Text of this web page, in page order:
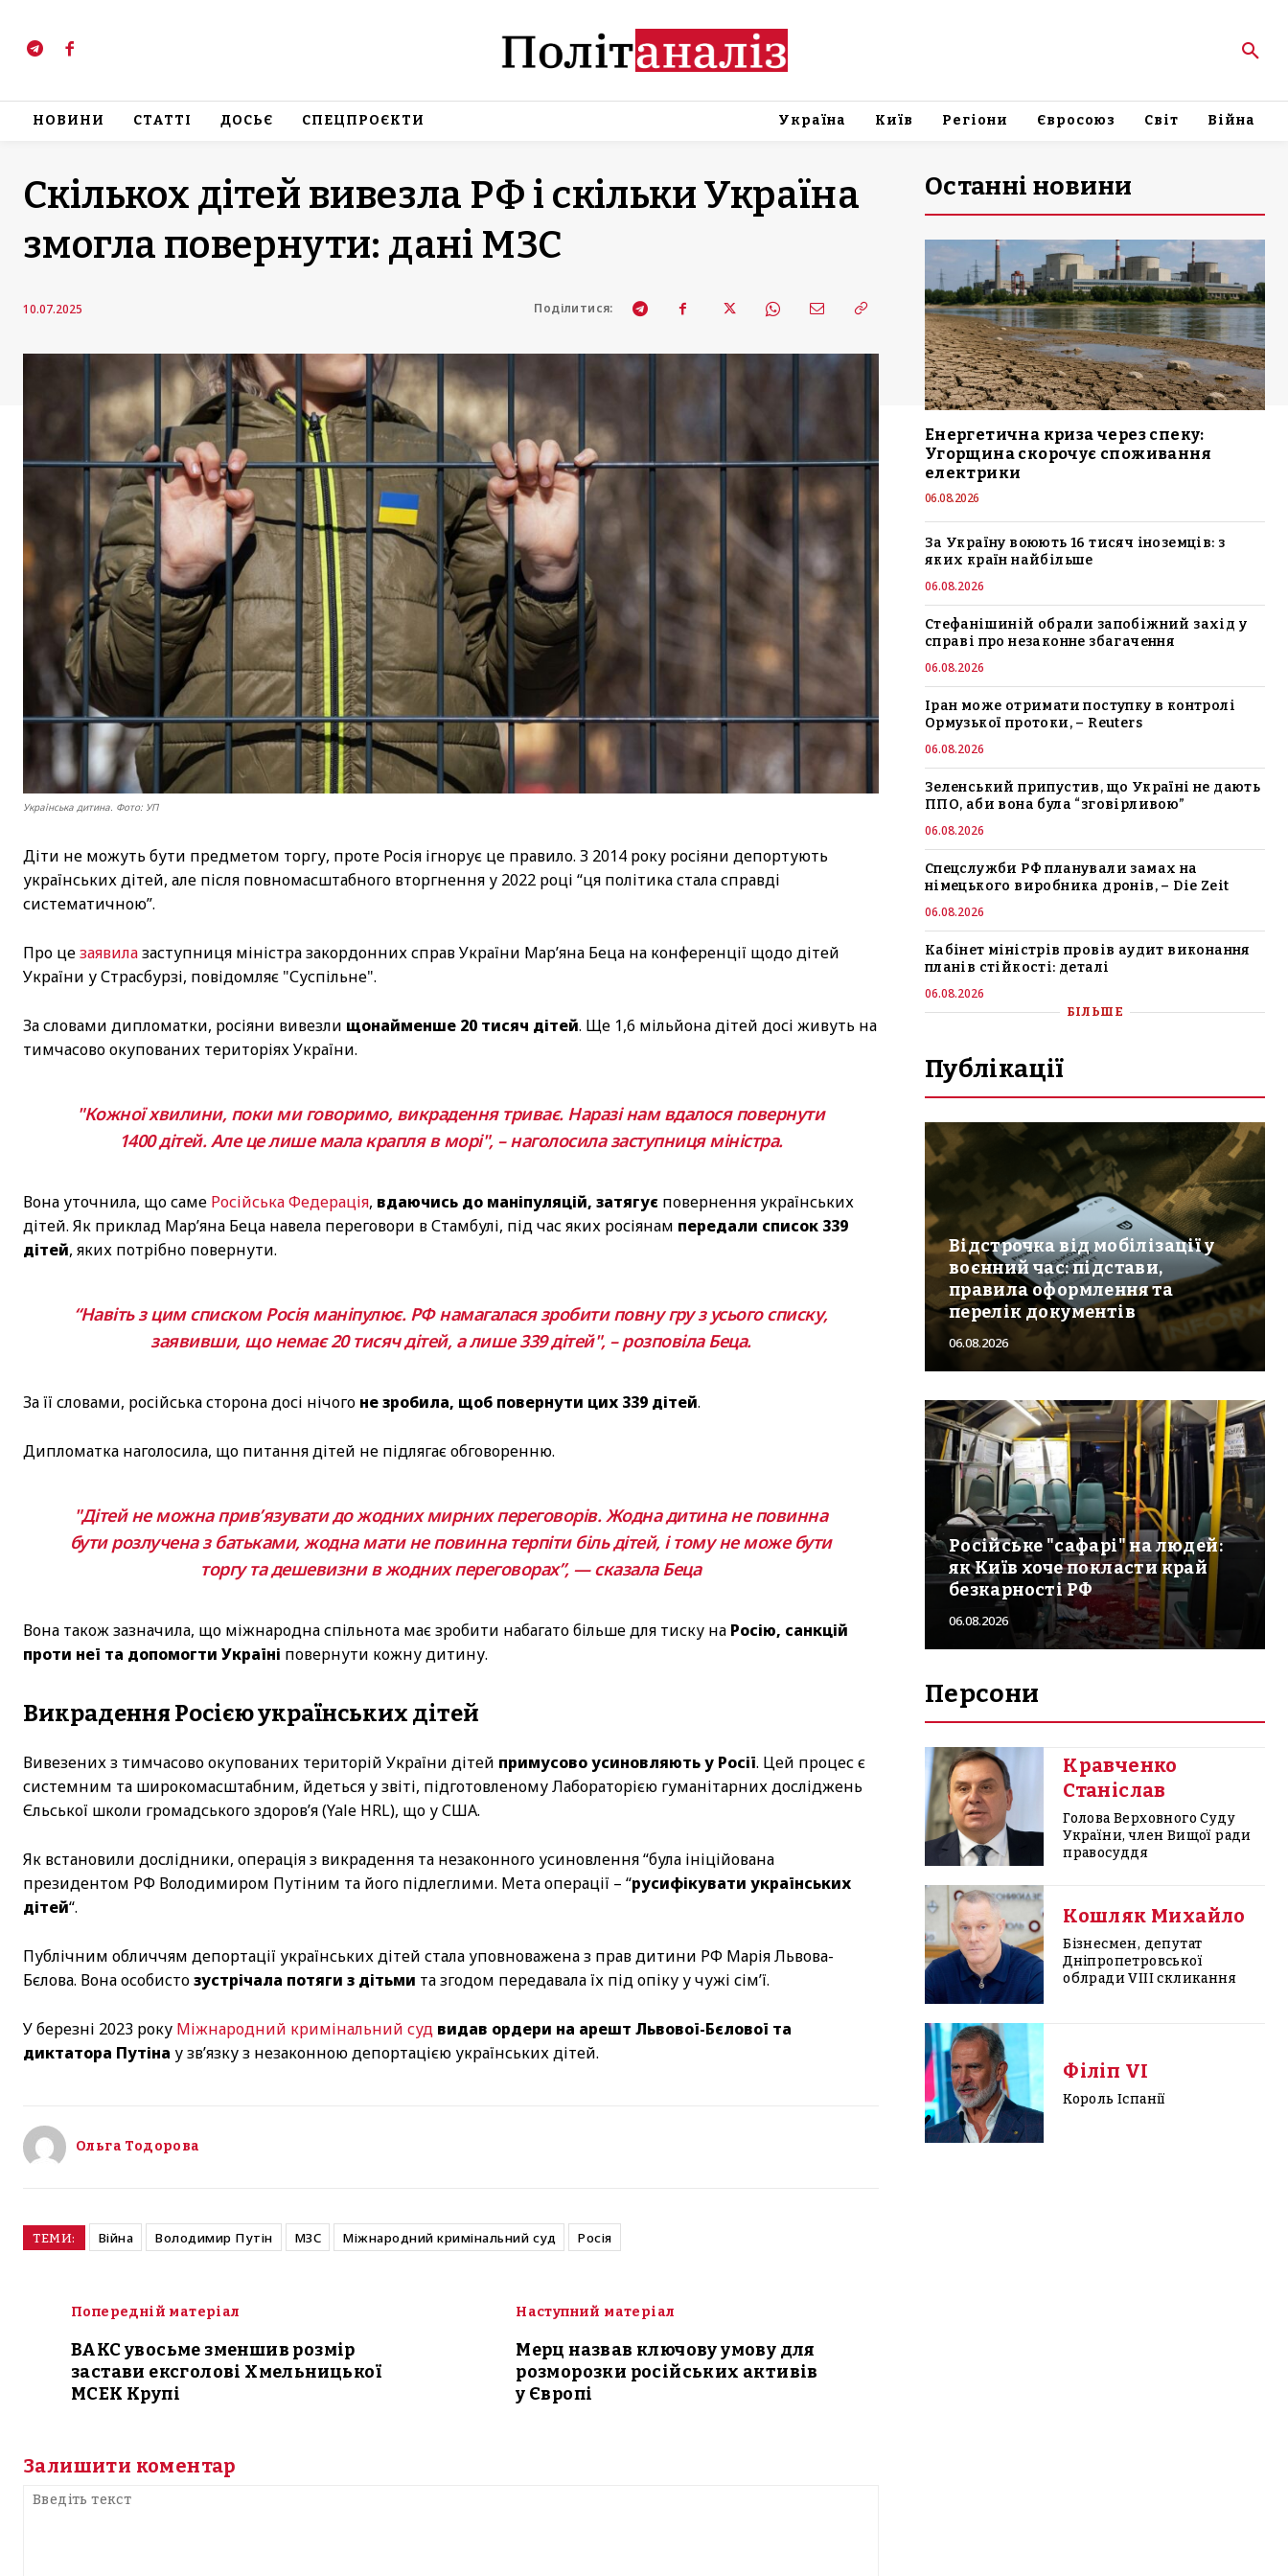
НОВИНИ СТАТТІ ДОСЬЄ СПЕЦПРОЄКТИ Україна Київ Регіони Євросоюз Світ Війна
Скількох дітей вивезла РФ і скільки Україна
змогла повернути: дані МЗС
10.07.2025 Поділитися:
Українська дитина. Фото: УП
Діти не можуть бути предметом торгу, проте Росія ігнорує це правило. З 2014 року росіяни депортують
українських дітей, але після повномасштабного вторгнення у 2022 році “ця політика стала справді
систематичною”.
Про цезаявилазаступниця міністра закордонних справ України Мар’яна Беца на конференції щодо дітей
України у Страсбурзі, повідомляє "Суспільне".
За словами дипломатки, росіяни вивезли щонайменше 20 тисяч дітей. Ще 1,6 мільйона дітей досі живуть на
тимчасово окупованих територіях України.
"Кожної хвилини, поки ми говоримо, викрадення триває. Наразі нам вдалося повернути
1400 дітей. Але це лише мала крапля в морі", – наголосила заступниця міністра.
Вона уточнила, що саме Російська Федерація, вдаючись до маніпуляцій, затягує повернення українських
дітей. Як приклад Мар’яна Беца навела переговори в Стамбулі, під час яких росіянам передали список 339
дітей, яких потрібно повернути.
“Навіть з цим списком Росія маніпулює. РФ намагалася зробити повну гру з усього списку,
заявивши, що немає 20 тисяч дітей, а лише 339 дітей", – розповіла Беца.
За її словами, російська сторона досі нічого не зробила, щоб повернути цих 339 дітей.
Дипломатка наголосила, що питання дітей не підлягає обговоренню.
"Дітей не можна прив’язувати до жодних мирних переговорів. Жодна дитина не повинна
бути розлучена з батьками, жодна мати не повинна терпіти біль дітей, і тому не може бути
торгу та дешевизни в жодних переговорах”, — сказала Беца
Вона також зазначила, що міжнародна спільнота має зробити набагато більше для тиску на Росію, санкцій
проти неї та допомогти Україні повернути кожну дитину.
Викрадення Росією українських дітей
Вивезених з тимчасово окупованих територій України дітей примусово усиновляють у Росії. Цей процес є
системним та широкомасштабним, йдеться у звіті, підготовленому Лабораторією гуманітарних досліджень
Єльської школи громадського здоров’я (Yale HRL), що у США.
Як встановили дослідники, операція з викрадення та незаконного усиновлення “була ініційована
президентом РФ Володимиром Путіним та його підлеглими. Мета операції – “русифікувати українських
дітей“.
Публічним обличчям депортації українських дітей стала уповноважена з прав дитини РФ Марія Львова-
Бєлова. Вона особистозустрічала потяги з дітьми та згодом передавала їх під опіку у чужі сім’ї.
У березні 2023 року Міжнародний кримінальний суд видав ордери на арешт Львової-Бєлової та
диктатора Путіна у зв’язку з незаконною депортацією українських дітей.
Ольга Тодорова
ТЕМИ: Війна Володимир Путін МЗС Міжнародний кримінальний суд Росія
Попередній матеріал
ВАКС увосьме зменшив розмір
застави ексголові Хмельницької
МСЕК Крупі
Наступний матеріал
Мерц назвав ключову умову для
розморозки російських активів
у Європі
Залишити коментар
Останні новини
Енергетична криза через спеку:
Угорщина скорочує споживання
електрики
06.08.2026
За Україну воюють 16 тисяч іноземців: з
яких країн найбільше
06.08.2026
Стефанішиній обрали запобіжний захід у
справі про незаконне збагачення
06.08.2026
Іран може отримати поступку в контролі
Ормузької протоки, – Reuters
06.08.2026
Зеленський припустив, що Україні не дають
ППО, аби вона була “зговірливою”
06.08.2026
Спецслужби РФ планували замах на
німецького виробника дронів, – Die Zeit
06.08.2026
Кабінет міністрів провів аудит виконання
планів стійкості: деталі
06.08.2026
БІЛЬШЕ
Публікації
Відстрочка від мобілізації у
воєнний час: підстави,
правила оформлення та
перелік документів
06.08.2026
Російське "сафарі" на людей:
як Київ хоче покласти край
безкарності РФ
06.08.2026
Персони
Кравченко
Станіслав
Голова Верховного Суду
України, член Вищої ради
правосуддя
Кошляк Михайло
Бізнесмен, депутат
Дніпропетровської
облради VIII скликання
Філіп VI
Король Іспанії